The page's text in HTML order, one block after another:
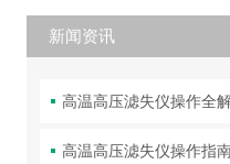
新闻资讯
高温高压滤失仪操作指